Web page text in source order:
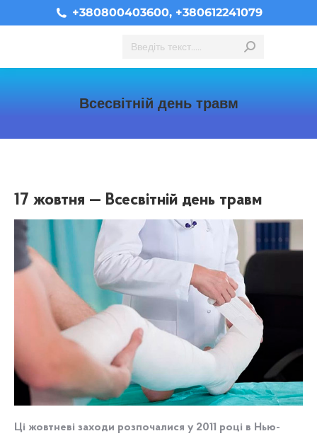
+380800403600, +380612241079
Search:
Всесвітній день травм
17 жовтня — Всесвітній день травм
Ці жовтневі заходи розпочалися у 2011 році в Нью-